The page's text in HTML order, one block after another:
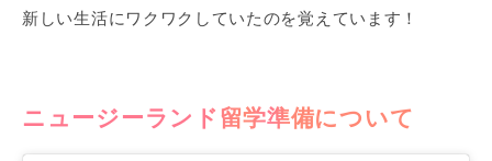
新しい生活にワクワクしていたのを覚えています！
ニュージーランド留学準備について